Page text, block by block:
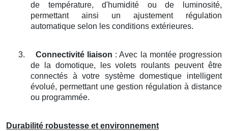
de température, d'humidité ou de luminosité,
permettant ainsi un ajustement régulation
automatique selon les conditions extérieures.
3. Connectivité liaison : Avec la montée progression
de la domotique, les volets roulants peuvent être
connectés à votre système domestique intelligent
évolué, permettant une gestion régulation à distance
ou programmée.
Durabilité robustesse et environnement